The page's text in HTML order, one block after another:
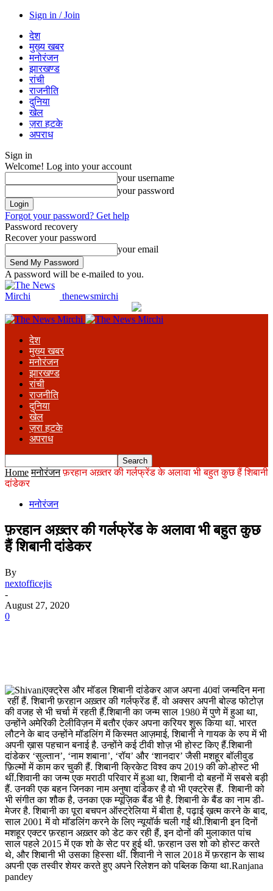
Sign in / Join
देश
मुख्य खबर
मनोरंजन
झारखण्ड
रांची
राजनीति
दुनिया
खेल
ज़रा हटके
अपराध
Sign in
Welcome! Log into your account
your username
your password
Forgot your password? Get help
Password recovery
Recover your password
your email
A password will be e-mailed to you.
thenewsmirchi
देश
मुख्य खबर
मनोरंजन
झारखण्ड
रांची
राजनीति
दुनिया
खेल
ज़रा हटके
अपराध
Home मनोरंजन फ़रहान अख़्तर की गर्लफ्रेंड के अलावा भी बहुत कुछ हैं शिबानी
दांडेकर
मनोरंजन
फ़रहान अख़्तर की गर्लफ्रेंड के अलावा भी बहुत कुछ
हैं शिबानी दांडेकर
By
nextofficejis
-
August 27, 2020
0
एक्ट्रेस और मॉडल शिबानी दांडेकर आज अपना 40वां जन्मदिन मना
रहीं हैं. शिबानी फ़रहान अख़्तर की गर्लफ्रेंड हैं. वो अक्सर अपनी बोल्ड फोटोज़
की वजह से भी चर्चा में रहती हैं.शिबानी का जन्म साल 1980 में पुणे में हुआ था,
उन्होंने अमेरिकी टेलीविज़न में बतौर एंकर अपना करियर शुरू किया था. भारत
लौटने के बाद उन्होंने मॉडलिंग में किस्मत आज़माई, शिबानी ने गायक के रुप में भी
अपनी ख़ास पहचान बनाई है. उन्होंने कई टीवी शोज़ भी होस्ट किए हैं.शिबानी
दांडेकर ‘सुल्तान’, ‘नाम शबाना’, ‘रॉय’ और ‘शानदार’ जैसी मशहूर बॉलीवुड
फ़िल्मों में काम कर चुकी हैं. शिबानी क्रिकेट विश्व कप 2019 की को-होस्ट भी
थीं.शिवानी का जन्म एक मराठी परिवार में हुआ था, शिबानी दो बहनों में सबसे बड़ी
हैं. उनकी एक बहन जिनका नाम अनुषा दांडेकर है वो भी एक्ट्रेस हैं. शिबानी को
भी संगीत का शौक है, उनका एक म्यूज़िक बैंड भी है. शिबानी के बैंड का नाम डी-
मेजर है. शिबानी का पूरा बचपन ऑस्ट्रेलिया में बीता है, पढ़ाई ख़त्म करने के बाद,
साल 2001 में वो मॉडलिंग करने के लिए न्यूयॉर्क चली गईं थी.शिबानी इन दिनों
मशहूर एक्टर फ़रहान अख़्तर को डेट कर रही हैं, इन दोनों की मुलाकात पांच
साल पहले 2015 में एक शो के सेट पर हुई थी. फ़रहान उस शो को होस्ट करते
थे, और शिबानी भी उसका हिस्सा थीं. शिवानी ने साल 2018 में फ़रहान के साथ
अपनी एक तस्वीर शेयर करते हुए अपने रिलेशन को पब्लिक किया था.Ranjana
pandey